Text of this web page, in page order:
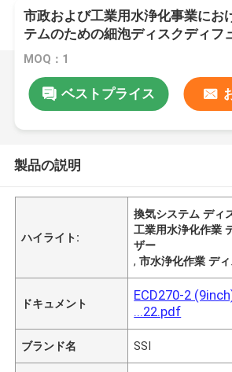
市政および工業用水浄化事業にお
テムのための細泡ディスクディフ
MOQ：1
ベストプライス
製品の説明
ハイライト:
換気システム ディ
工業用水浄化作業
ザー
,市水浄化作業 デ
ドキュメント
ECD270-2
...22.pdf
ブランド名 SSI